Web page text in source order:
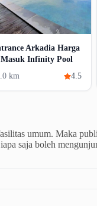
Arkadia Harga
Infinity Pool
km
4.5
umum. Maka
saja boleh